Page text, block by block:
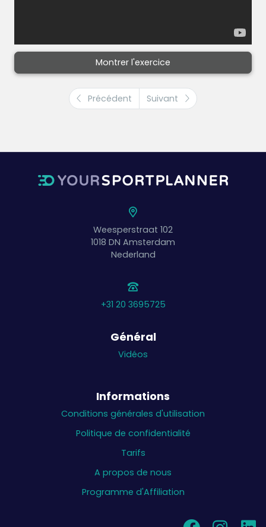
Montrer l'exercice
Précédent Suivant
Weesperstraat 102
1018 DN Amsterdam
Nederland
+31 20 3695725
Général
Vidéos
Informations
Conditions générales d'utilisation
Politique de confidentialité
Tarifs
A propos de nous
Programme d'Affiliation